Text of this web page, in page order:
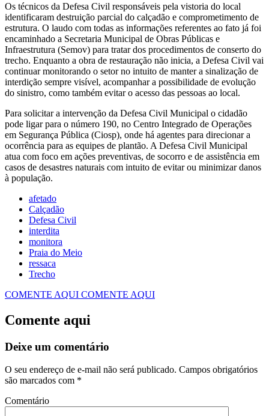
Os técnicos da Defesa Civil responsáveis pela vistoria do local
identificaram destruição parcial do calçadão e comprometimento de
estrutura. O laudo com todas as informações referentes ao fato já foi
encaminhado a Secretaria Municipal de Obras Públicas e
Infraestrutura (Semov) para tratar dos procedimentos de conserto do
trecho. Enquanto a obra de restauração não inicia, a Defesa Civil vai
continuar monitorando o setor no intuito de manter a sinalização de
interdição sempre visível, acompanhar a possibilidade de evolução
do sinistro, como também evitar o acesso das pessoas ao local.
Para solicitar a intervenção da Defesa Civil Municipal o cidadão
pode ligar para o número 190, no Centro Integrado de Operações
em Segurança Pública (Ciosp), onde há agentes para direcionar a
ocorrência para as equipes de plantão. A Defesa Civil Municipal
atua com foco em ações preventivas, de socorro e de assistência em
casos de desastres naturais com intuito de evitar ou minimizar danos
à população.
afetado
Calçadão
Defesa Civil
interdita
monitora
Praia do Meio
ressaca
Trecho
COMENTE AQUI COMENTE AQUI
Comente aqui
Deixe um comentário
O seu endereço de e-mail não será publicado. Campos obrigatórios
são marcados com *
Comentário